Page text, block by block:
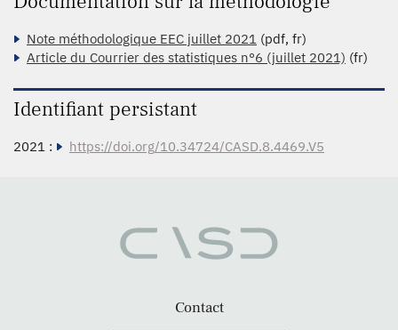
Note méthodologique EEC juillet 2021 (pdf, fr)
Article du Courrier des statistiques n°6 (juillet 2021) (fr)
Identifiant persistant
2021 : https://doi.org/10.34724/CASD.8.4469.V5
Contact